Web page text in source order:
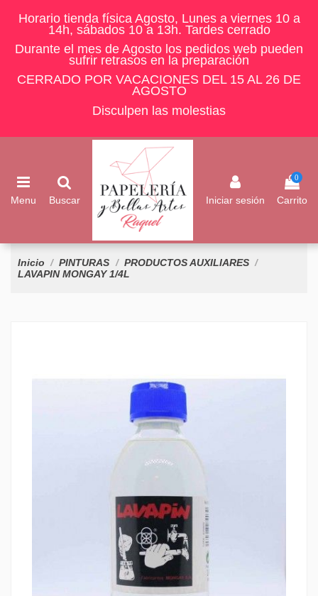
Horario tienda física Agosto, Lunes a viernes 10 a
14h, sábados 10 a 13h. Tardes cerrado
Durante el mes de Agosto los pedidos web pueden
sufrir retrasos en la preparación
CERRADO POR VACACIONES DEL 15 AL 26 DE
AGOSTO
Disculpen las molestias
Menu Buscar Iniciar sesión
0
Carrito
Inicio PINTURAS
PRODUCTOS AUXILIARES
LAVAPIN MONGAY 1/4L